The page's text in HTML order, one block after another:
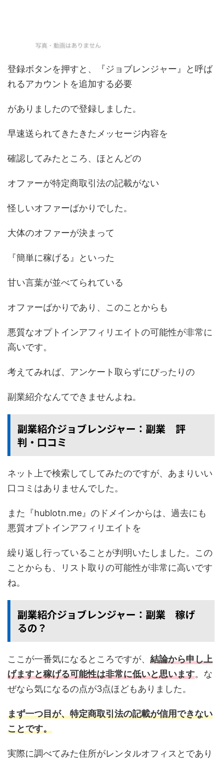
登録ボタンを押すと、『ジョブレンジャー』と呼ば
れるアカウントを追加する必要
がありましたので登録しました。
早速送られてきたきたメッセージ内容を
確認してみたところ、ほとんどの
オファーが特定商取引法の記載がない
怪しいオファーばかりでした。
大体のオファーが決まって
『簡単に稼げる』といった
甘い言葉が並べてられている
オファーばかりであり、このことからも
悪質なオプトインアフィリエイトの可能性が非常に
高いです。
考えてみれば、アンケート取らずにぴったりの
副業紹介なんてできませんよね。
副業紹介ジョブレンジャー：副業 評
判・口コミ
ネット上で検索してしてみたのですが、あまりいい
口コミはありませんでした。
また『hublotn.me』のドメインからは、過去にも
悪質オプトインアフィリエイトを
繰り返し行っていることが判明いたしました。この
ことからも、リスト取りの可能性が非常に高いです
ね。
副業紹介ジョブレンジャー：副業 稼げ
るの？
ここが一番気になるところですが、 結論から申し上
げますと稼げる可能性は非常に低いと思います。な
ぜなら気になるの点が3点ほどもありました。
まず一つ目が、特定商取引法の記載が信用できない
ことです。
実際に調べてみた住所がレンタルオフィスとであり